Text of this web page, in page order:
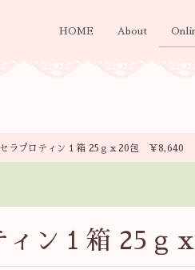
HOME About
セラプロティン１箱 25ｇｘ20包 ￥8,640
ティン１箱 25